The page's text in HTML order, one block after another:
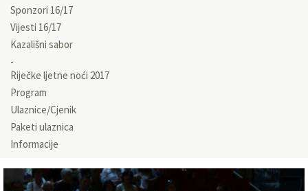
Sponzori 16/17
Vijesti 16/17
Kazališni sabor
Riječke ljetne noći 2017
Program
Ulaznice/Cjenik
Paketi ulaznica
Informacije